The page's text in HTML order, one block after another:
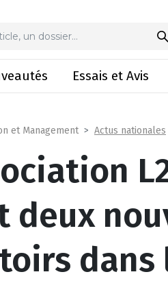
Essais et Avis
L214 pointe du doigt deux
et Management Actus nationales
deux
dans